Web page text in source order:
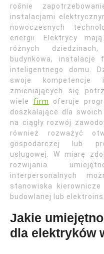
rośnie
instalacjami
nowoczesnych
energii. Elektrycy
różnych
budynkowa, instalacje
inteligentnego domu.
swoje
zmieniających się
wiele firm oferuje
doszkalające dla
na ciągły rozwój
również rozważyć
gospodarczej lub
usługowej. W miarę
rozwijania
interpersonalnych
stanowiska
budowlanej lub
Jakie
dla elektryków